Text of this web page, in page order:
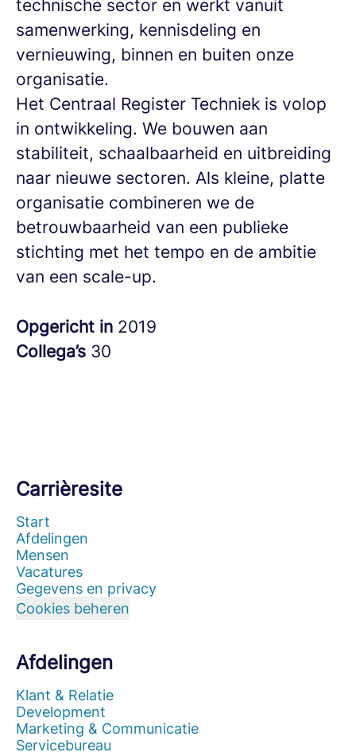
technische sector en werkt vanuit
samenwerking, kennisdeling en
vernieuwing, binnen en buiten onze
organisatie.
Het Centraal Register Techniek is volop
in ontwikkeling. We bouwen aan
stabiliteit, schaalbaarheid en uitbreiding
naar nieuwe sectoren. Als kleine, platte
organisatie combineren we de
betrouwbaarheid van een publieke
stichting met het tempo en de ambitie
van een scale-up.
Opgericht in 2019
Collega’s 30
Carrièresite
Start
Afdelingen
Mensen
Vacatures
Gegevens en privacy
Cookies beheren
Afdelingen
Klant & Relatie
Development
Marketing & Communicatie
Servicebureau